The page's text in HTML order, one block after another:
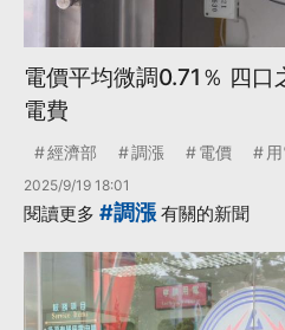
電價平均微調0.71％ 四
電費
經濟部 調漲 電價
2025/9/19 18:01
閱讀更多 #調漲 有關的新聞